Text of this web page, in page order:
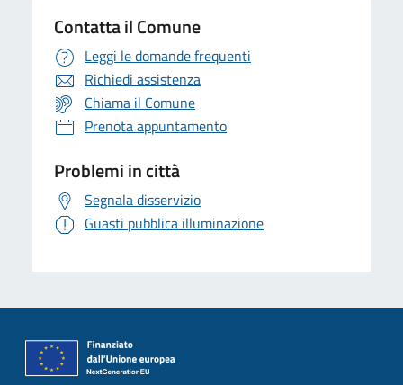
Contatta il Comune
Leggi le domande frequenti
Richiedi assistenza
Chiama il Comune
Prenota appuntamento
Problemi in città
Segnala disservizio
Guasti pubblica illuminazione